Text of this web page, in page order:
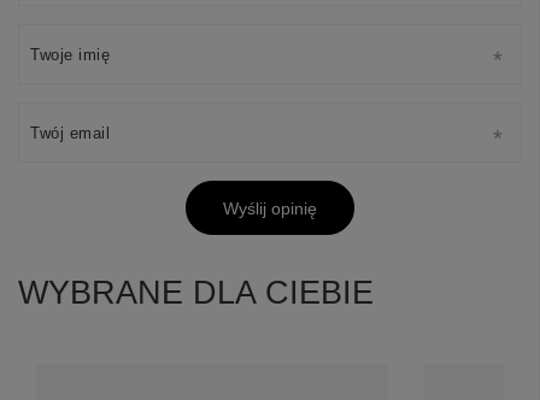
Twoje imię
Twój email
Wyślij opinię
WYBRANE DLA CIEBIE